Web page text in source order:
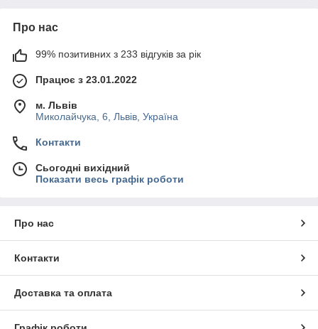
Про нас
99% позитивних з 233 відгуків за рік
Працює з 23.01.2022
м. Львів
Миколайчука, 6, Львів, Україна
Контакти
Сьогодні вихідний
Показати весь графік роботи
Про нас
Контакти
Доставка та оплата